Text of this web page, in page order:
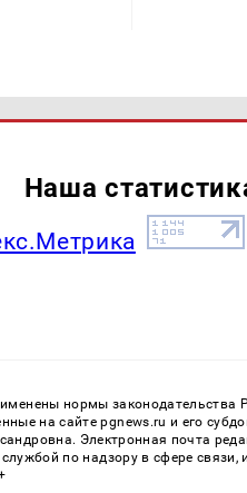
Наша
нормы законодательства
на сайте pgnews.ru и его
Электронная почта
по надзору в сфере связи,